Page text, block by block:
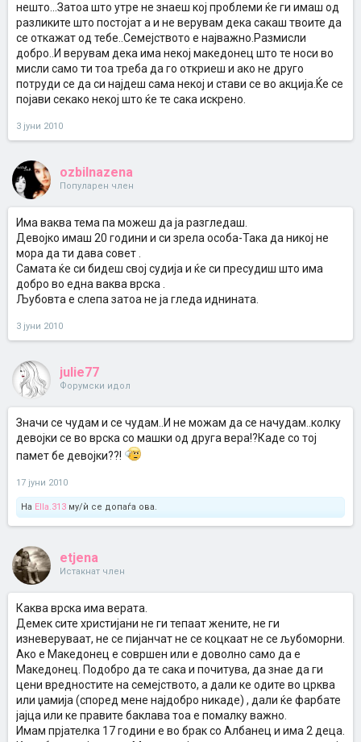
нешто...Затоа што утре не знаеш кој проблеми ќе ги имаш од
разликите што постојат а и не верувам дека сакаш твоите да
се откажат од тебе..Семејството е најважно.Размисли
добро..И верувам дека има некој македонец што те носи во
мисли само ти тоа треба да го откриеш и ако не друго
потруди се да си најдеш сама некој и стави се во акција.Ќе се
појави секако некој што ќе те сака искрено.
3 јуни 2010
ozbilnazena
Популарен член
Има ваква тема па можеш да ја разгледаш.
Девојко имаш 20 години и си зрела особа-Така да никој не
мора да ти дава совет .
Самата ќе си бидеш свој судија и ќе си пресудиш што има
добро во една ваква врска .
Љубовта е слепа затоа не ја гледа иднината.
3 јуни 2010
julie77
Форумски идол
Значи се чудам и се чудам..И не можам да се начудам..колку
девојки се во врска со машки од друга вера!?Каде со тој
памет бе девојки??!
17 јуни 2010
На Ella.313 му/ѝ се допаѓа ова.
etjena
Истакнат член
Каква врска има верата.
Демек сите христијани не ги тепаат жените, не ги
изневеруваат, не се пијанчат не се коцкаат не се љубоморни.
Ако е Македонец е совршен или е доволно само да е
Македонец. Подобро да те сака и почитува, да знае да ги
цени вредностите на семејството, а дали ке одите во црква
или џамија (според мене најдобро никаде) , дали ќе фарбате
јајца или ке правите баклава тоа е помалку важно.
Имам прјателка 17 години е во брак со Албанец и има 2 деца.